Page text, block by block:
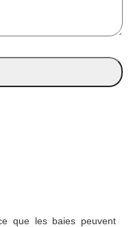
que les baies peuvent